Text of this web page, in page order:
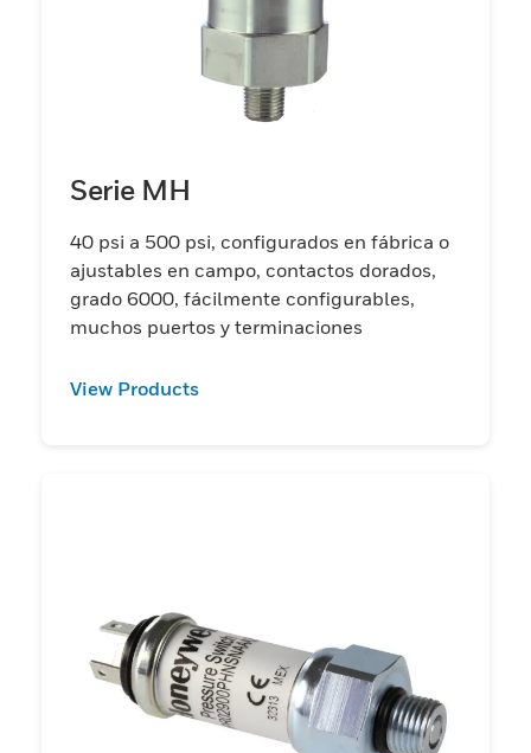
Serie MH
40 psi a 500 psi, configurados en fábrica o
ajustables en campo, contactos dorados,
grado 6000, fácilmente configurables,
muchos puertos y terminaciones
View Products